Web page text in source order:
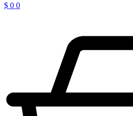
$ 0 0